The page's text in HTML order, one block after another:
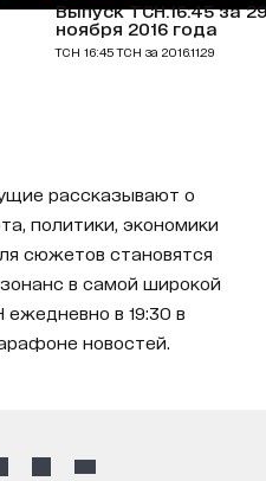
Выпуск ТСН.16:45 за 29
ноября 2016 года
ТСН 16:45 ТСН за 2016.11.29
рассказывают о
политики, экономики
сюжетов становятся
в самой широкой
в 19:30 в
новостей.